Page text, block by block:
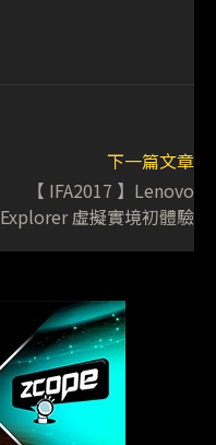
下一篇文章
【 IFA2017 】Lenovo
Explorer 虛擬實境初體驗